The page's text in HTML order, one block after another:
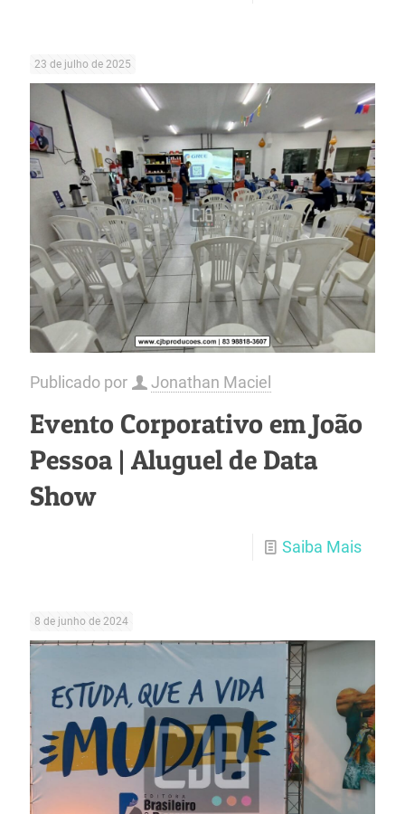
23 de julho de 2025
Publicado por Jonathan Maciel
Evento Corporativo em João
Pessoa | Aluguel de Data
Show
Saiba Mais
8 de junho de 2024